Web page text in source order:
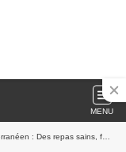
MENU
gourmands pour toute la famille: Volume 4